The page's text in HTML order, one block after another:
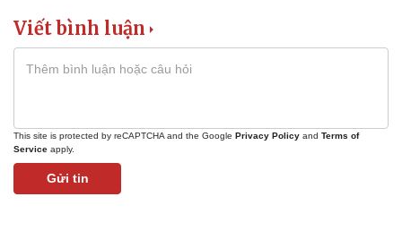
Viết bình luận
This site is protected by reCAPTCHA and the Google Privacy Policy and Terms of
Service apply.
Gửi tin